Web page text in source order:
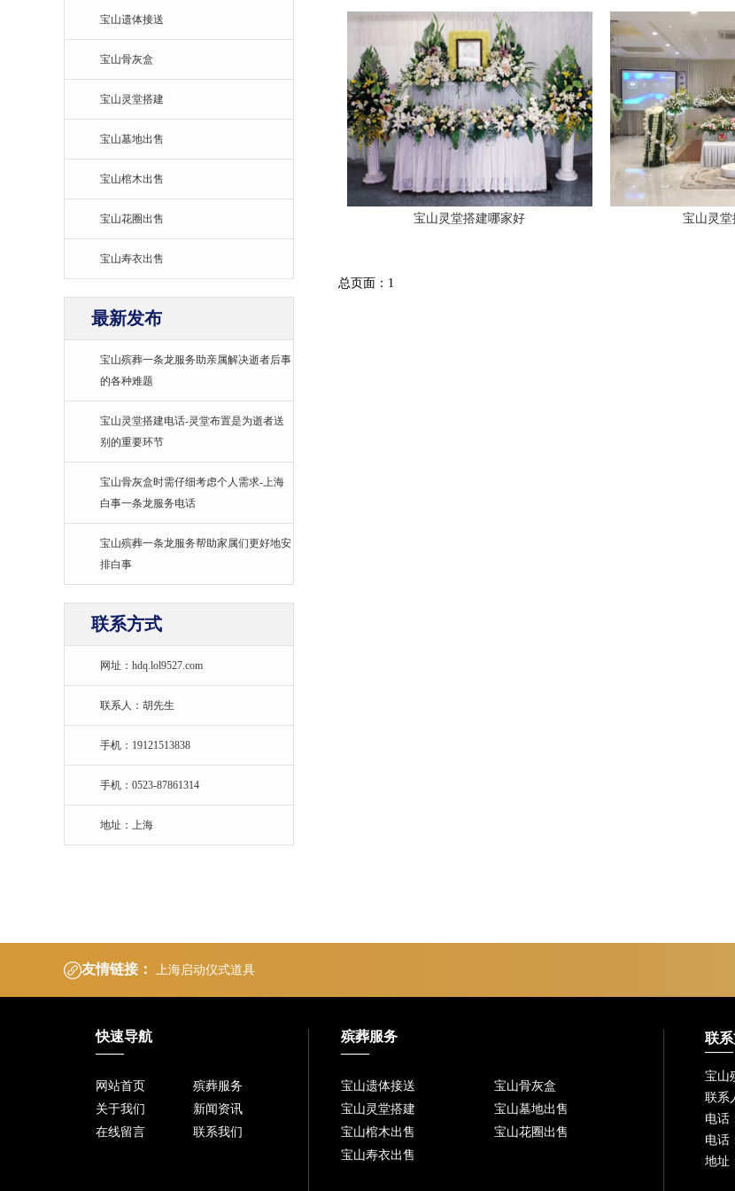
宝山遗体接送
宝山骨灰盒
宝山灵堂搭建
宝山墓地出售
宝山棺木出售
宝山花圈出售
宝山寿衣出售
最新发布
宝山殡葬一条龙服务助亲属解决逝者后事
的各种难题
宝山灵堂搭建电话-灵堂布置是为逝者送
别的重要环节
宝山骨灰盒时需仔细考虑个人需求-上海
白事一条龙服务电话
宝山殡葬一条龙服务帮助家属们更好地安
排白事
联系方式
网址：hdq.lol9527.com
联系人：胡先生
手机：19121513838
手机：0523-87861314
地址：上海
宝山灵堂搭建哪家好 宝山灵堂
总页面：1
友情链接： 上海启动仪式道具
快速导航
网站首页
殡葬服务
关于我们
新闻资讯
在线留言
联系我们
殡葬服务
宝山遗体接送
宝山骨灰盒
宝山灵堂搭建
宝山墓地出售
宝山棺木出售
宝山花圈出售
宝山寿衣出售
联
宝山
联系
电话
电话
地址